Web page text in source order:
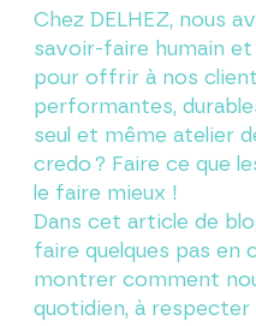
Chez DELHEZ, nous
savoir-faire humain
pour offrir à nos
performantes,
seul et même atelier
credo ? Faire ce que
le faire mieux !
Dans cet article de
faire quelques pas en
montrer comment
quotidien, à